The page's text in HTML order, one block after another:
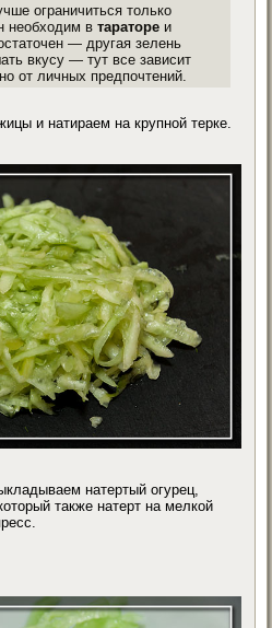
ограничиться только
необходим втараторе и
— другая зелень
вкусу — тут все зависит
от личных предпочтений.
и натираем на крупной терке.
натертый огурец,
также натерт на мелкой